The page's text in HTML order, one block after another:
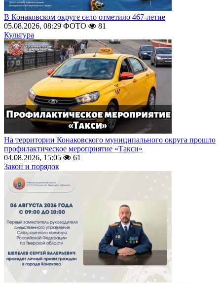
В Конаковском округе село отметило 467-летие
05.08.2026, 08:29 ФОТО
81
Культура
На территории Конаковского муниципального округа прошло
профилактическое мероприятие «Такси»
04.08.2026, 15:05
61
Закон и порядок